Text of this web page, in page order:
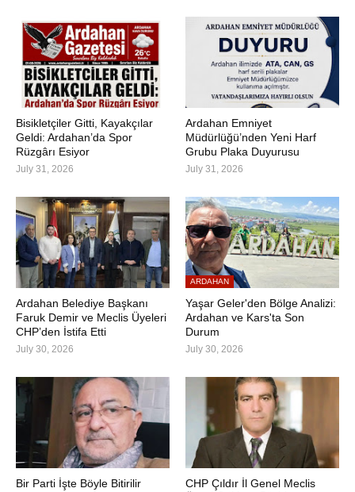
Bisikletçiler Gitti, Kayakçılar
Geldi: Ardahan’da Spor
Rüzgârı Esiyor
July 31, 2026
Ardahan Emniyet
Müdürlüğü’nden Yeni Harf
Grubu Plaka Duyurusu
July 31, 2026
Ardahan Belediye Başkanı
Faruk Demir ve Meclis Üyeleri
CHP’den İstifa Etti
July 30, 2026
ARDAHAN
Yaşar Geler'den Bölge Analizi:
Ardahan ve Kars'ta Son
Durum
July 30, 2026
Bir Parti İşte Böyle Bitirilir
CHP Çıldır İl Genel Meclis